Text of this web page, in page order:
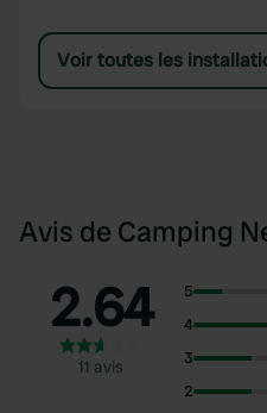
Voir toutes les
Avis de Camping
2.64
11 avis
5
4
3
2